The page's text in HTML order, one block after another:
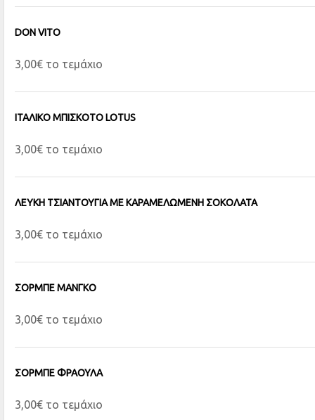
DON VITO
3,00€ το τεμάχιο
ΙΤΑΛΙΚΟ ΜΠΙΣΚΟΤΟ LOTUS
3,00€ το τεμάχιο
ΛΕΥΚΗ ΤΣΙΑΝΤΟΥΓΙΑ ΜΕ ΚΑΡΑΜΕΛΩΜΕΝΗ ΣΟΚΟΛΑΤΑ
3,00€ το τεμάχιο
ΣΟΡΜΠΕ ΜΑΝΓΚΟ
3,00€ το τεμάχιο
ΣΟΡΜΠΕ ΦΡΑΟΥΛΑ
3,00€ το τεμάχιο